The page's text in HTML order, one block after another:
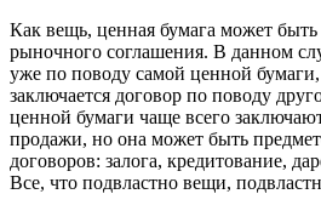
Как вещь, ценная бумага может
рыночного соглашения. В данном
уже по поводу самой ценной
заключается договор по поводу
ценной бумаги чаще всего
продажи, но она может быть
договоров: залога, кредитование,
Все, что подвластно вещи,